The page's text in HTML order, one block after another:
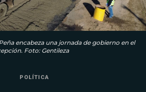
encabeza una jornada de gobierno en el
Foto: Gentileza
POLÍTICA